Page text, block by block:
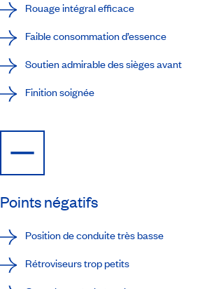
Rouage intégral efficace
Faible consommation d’essence
Soutien admirable des sièges avant
Finition soignée
Points négatifs
Position de conduite très basse
Rétroviseurs trop petits